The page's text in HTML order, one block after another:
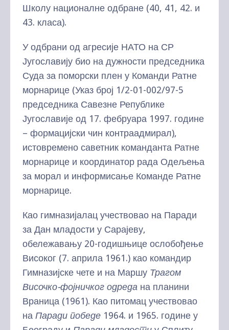
Школу националне одбране (40, 41, 42. и
43. класа).
У одбрани од агресије НАТО на СР
Југославију био на дужности председника
Суда за поморски плен у Команди Ратне
морнарице (Указ број 1/2-01-002/97-5
председника Савезне Републике
Југославије од 17. фебруара 1997. године
– формацијски чин контраадмирал),
истовремено саветник команданта Ратне
морнарице и координатор рада Одељења
за морал и информисање Команде Ратне
морнарице.
Као гимназијалац учествовао на Паради
за Дан младости у Сарајеву,
обележавању 20-годишњице ослобођење
Високог (7. априла 1961.) као командир
Гимназијске чете и на Маршу Трагом
Височко-фојничког одреда на планини
Враница (1961). Као питомац учествовао
на Паради победе 1964. и 1965. године у